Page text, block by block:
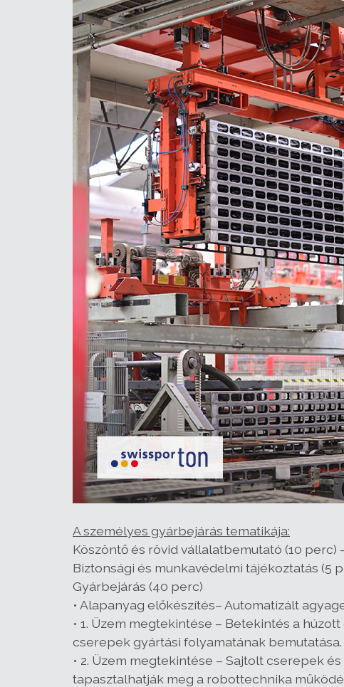
A személyes gyárbejárás tematikája:
Köszöntő és rövid vállalatbemutató (10
Biztonsági és munkavédelmi tájékoztatás (5
Gyárbejárás (40 perc)
• Alapanyag előkészítés– Automatizált
• 1. Üzem megtekintése – Betekintés a
cserepek gyártási folyamatának bemutatása.
• 2. Üzem megtekintése – Sajtolt cserepek
tapasztalhatják meg a robottechnika